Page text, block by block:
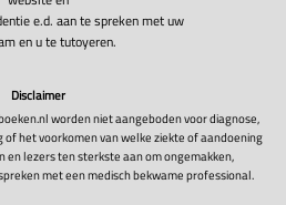
e.d. aan te spreken met uw
en u te tutoyeren.
Disclaimer
worden niet aangeboden voor diagnose,
het voorkomen van welke ziekte of aandoening
en lezers ten sterkste aan om ongemakken,
met een medisch bekwame professional.